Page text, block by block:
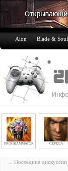
Aion Blade & Soul
PROGRAMMATOR CEPEGA
→ Последние дискуссии